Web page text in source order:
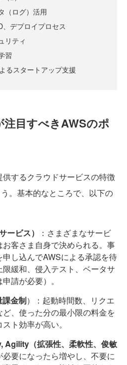
（ログ）活用
、デプロイプロセス
リティ
習
るスタートアップ支援
目すべきAWSのポ
するクラウドサービスの特徴
。基本的なところで、以下の
ービス）
：さまざまなサービ
客さま自身で決められる。事
し込んでAWSによる承認を待
緩和、侵入テスト、ベータサ
請が必要）。
金制）：起動時間数、リクエ
、使った分の最小限の料金を
ト効率が高い。
（拡張性、柔軟性、俊敏
要になったら増やし、不要に